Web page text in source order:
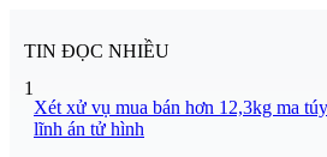
TIN ĐỌC NHIỀU
1
Xét xử vụ mua bán hơn 12,3kg ma
lĩnh án tử hình